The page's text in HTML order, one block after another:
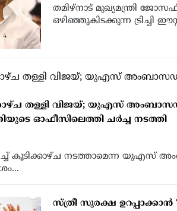
തമിഴ്‌നാട് മുഖ്യമന്ത്രി
ഒഴിഞ്ഞുകിടക്കുന്ന ട്രിച്ചി
തള്ളി വിജയ്; യുഎസ്
ഓഫീസിലെത്തി ചർച്ച നടത്തി
കൂടിക്കാഴ്ച നടത്താമെന്ന യുഎസ്
സ്ത്രീ സുരക്ഷ ഉറപ്പാക്കാൻ